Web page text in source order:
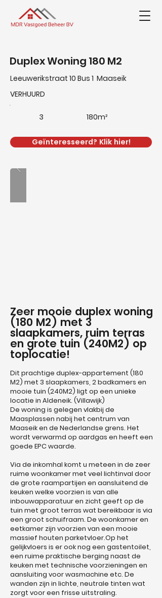
Duplex Woning 180 M2
Leeuwerikstraat 10 Bus 1 Maaseik
VERHUURD
3 180m²
Geïnteresseerd? Klik hier!
Zeer mooie duplex woning
(180 M2) met 3
slaapkamers, ruim terras
en grote tuin (240M2) op
toplocatie!
Dit prachtige duplex-appartement (180
M2) met 3 slaapkamers, 2 badkamers en
mooie tuin (240M2) ligt op een unieke
locatie in Aldeneik. (Villawijk)
De woning is gelegen vlakbij de
Maasplassen nabij het centrum van
Maaseik en de Nederlandse grens. Het
wordt verwarmd op aardgas en heeft een
goede EPC waarde.
Via de inkomhal komt u meteen in de zeer
ruime woonkamer met veel lichtinval door
de grote raampartijen en aansluitend de
keuken welke voorzien is van alle
inbouwapparatuur en zicht geeft op de
tuin met groot terras wat bereikbaar is via
een groot schuifraam. De woonkamer en
eetkamer zijn voorzien van een mooie
massief houten parketvloer.Op het
gelijkvloers is er ook nog een gastentoilet,
een ruime praktische berging naast de
keuken met technische voorzieningen en
aansluiting voor wasmachine etc. De
wanden zijn in lichte, neutrale tinten wat
zorgt voor een frisse uitstraling.